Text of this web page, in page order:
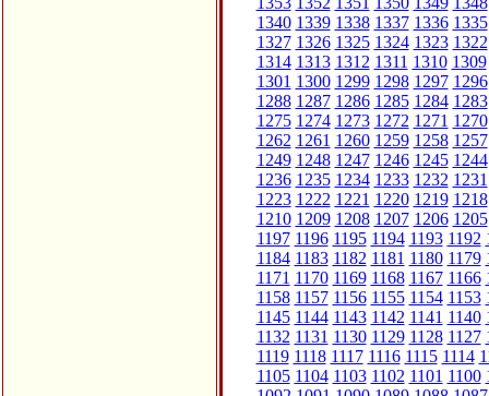
1340 1339 1338 1337 1336 1335
1327 1326 1325 1324 1323 1322
1314 1313 1312 1311 1310 1309
1301 1300 1299 1298 1297 1296
1288 1287 1286 1285 1284 1283
1275 1274 1273 1272 1271 1270
1262 1261 1260 1259 1258 1257
1249 1248 1247 1246 1245 1244
1236 1235 1234 1233 1232 1231
1223 1222 1221 1220 1219 1218
1210 1209 1208 1207 1206 1205
1197 1196 1195 1194 1193 1192
1184 1183 1182 1181 1180 1179
1171 1170 1169 1168 1167 1166
1158 1157 1156 1155 1154 1153
1145 1144 1143 1142 1141 1140
1132 1131 1130 1129 1128 1127
1119 1118 1117 1116 1115 1114
1105 1104 1103 1102 1101 1100